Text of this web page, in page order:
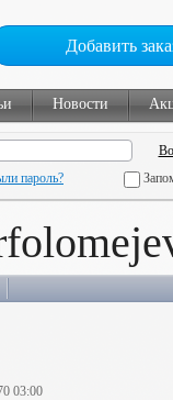
Добавить
Новости
пароль?
03:00